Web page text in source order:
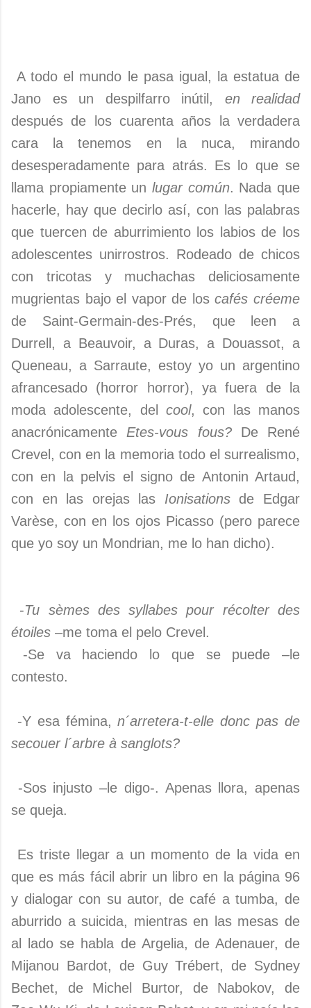
A todo el mundo le pasa igual, la estatua de
Jano es un despilfarro inútil, en realidad
después de los cuarenta años la verdadera
cara la tenemos en la nuca, mirando
desesperadamente para atrás. Es lo que se
llama propiamente un lugar común. Nada que
hacerle, hay que decirlo así, con las palabras
que tuercen de aburrimiento los labios de los
adolescentes unirrostros. Rodeado de chicos
con tricotas y muchachas deliciosamente
mugrientas bajo el vapor de loscafés créeme
de Saint-Germain-des-Prés, que leen a
Durrell, a Beauvoir, a Duras, a Douassot, a
Queneau, a Sarraute, estoy yo un argentino
afrancesado (horror horror), ya fuera de la
moda adolescente, del cool, con las manos
anacrónicamente Etes-vous fous?De René
Crevel, con en la memoria todo el surrealismo,
con en la pelvis el signo de Antonin Artaud,
con en las orejas las Ionisationsde Edgar
Varèse, con en los ojos Picasso (pero parece
que yo soy un Mondrian, me lo han dicho).
-Tu sèmes des syllabes pour récolter des
étoiles –me toma el pelo Crevel.
-Se va haciendo lo que se puede –le
contesto.
-Y esa fémina,n´arretera-t-elle donc pas de
secouer l´arbre à sanglots?
-Sos injusto –le digo-. Apenas llora, apenas
se queja.
Es triste llegar a un momento de la vida en
que es más fácil abrir un libro en la página 96
y dialogar con su autor, de café a tumba, de
aburrido a suicida, mientras en las mesas de
al lado se habla de Argelia, de Adenauer, de
Mijanou Bardot, de Guy Trébert, de Sydney
Bechet, de Michel Burtor, de Nabokov, de